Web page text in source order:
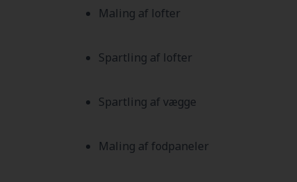
Maling af lofter
Spartling af lofter
Spartling af vægge
Maling af fodpaneler